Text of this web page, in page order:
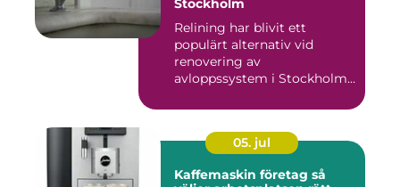
Stockholm
Relining har blivit ett
populärt alternativ vid
renovering av
avloppssystem i Stockholm.
05. jul
Kaffemaskin företag så